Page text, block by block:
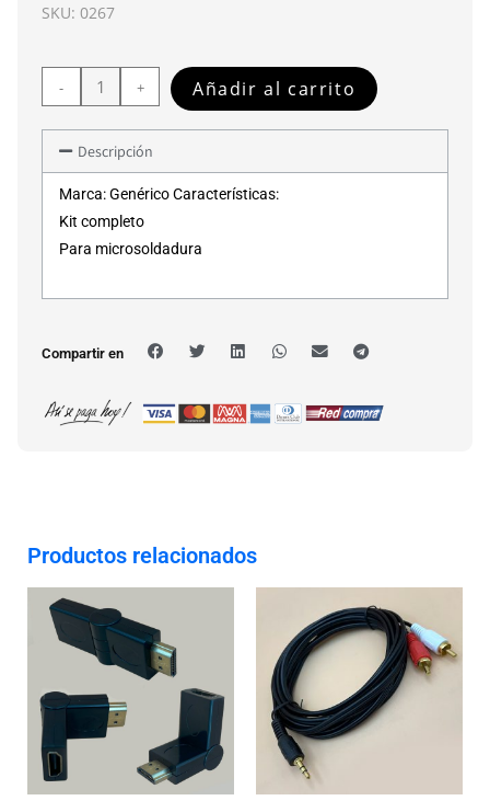
SKU: 0267
- + Añadir al carrito
Descripción
Marca: Genérico Características:
Kit completo
Para microsoldadura
Compartir en
Productos relacionados